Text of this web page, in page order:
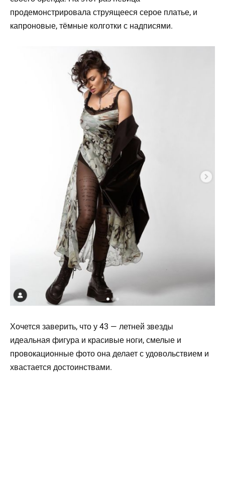
продемонстрировала струящееся серое платье, и
капроновые, тёмные колготки с надписями.
Хочется заверить, что у 43 — летней звезды
идеальная фигура и красивые ноги, смелые и
провокационные фото она делает с удовольствием и
хвастается достоинствами.